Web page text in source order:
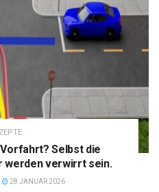
Selbst die
werden verwirrt sein.
28 JANUAR 2026